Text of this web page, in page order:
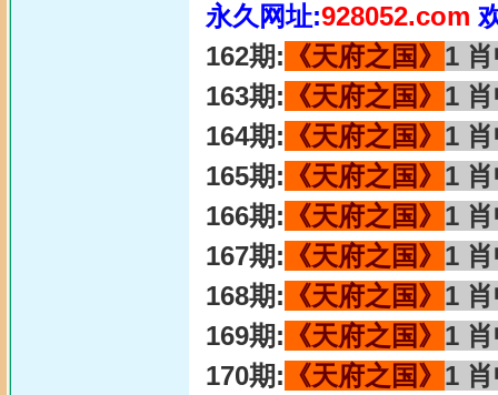
永久网址:928052.com
162期: 《天府之国》 1
163期: 《天府之国》 1
164期: 《天府之国》 1
165期: 《天府之国》 1
166期: 《天府之国》 1
167期: 《天府之国》 1
168期: 《天府之国》 1
169期: 《天府之国》 1
170期: 《天府之国》 1